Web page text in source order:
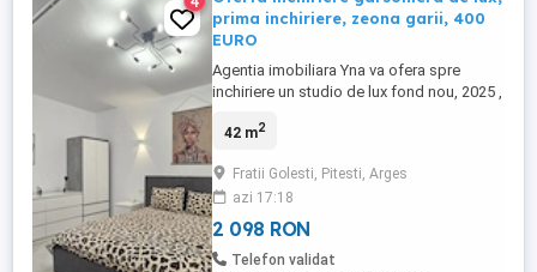
prima inchiriere, zeona garii, 400
EURO
Agentia imobiliara Yna va ofera spre
inchiriere un studio de lux fond nou, 2025 ,
proximitatea garii si a Mc. Donalds-ului, la
spatioasa, are 48mp totali, utili 42mp, un
balcon pe lungimea camerei si a
bucatariei, incalzire ...
42 m2
Fratii Golesti, Pitesti, Arges
azi 17:18
2 098 RON
Telefon validat